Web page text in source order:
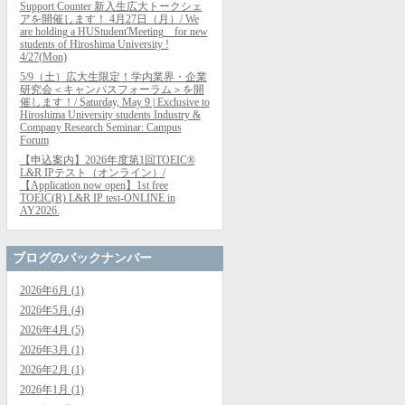
Support Counter 新入生広大トークシェ
アを開催します！ 4月27日（月）/ We
are holding a HUStudent'Meeting for new
students of Hiroshima University !
4/27(Mon)
5/9（土）広大生限定！学内業界・企業
研究会＜キャンパスフォーラム＞を開
催します！/ Saturday, May 9 | Exclusive to
Hiroshima University students Industry &
Company Research Seminar: Campus
Forum
【申込案内】2026年度第1回TOEIC®
L&R IPテスト（オンライン）/
【Application now open】1st free
TOEIC(R) L&R IP test-ONLINE in
AY2026.
ブログのバックナンバー
2026年6月 (1)
2026年5月 (4)
2026年4月 (5)
2026年3月 (1)
2026年2月 (1)
2026年1月 (1)